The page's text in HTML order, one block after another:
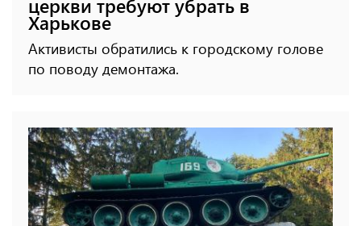
церкви требуют убрать в
Харькове
Активисты обратились к городскому голове
по поводу демонтажа.